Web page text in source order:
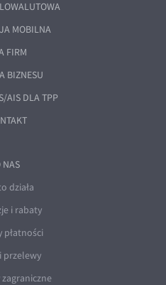
MOBILNA
FIRM
BIZNESU
AIS DLA TPP
NAS
działa
i rabaty
płatności
przelewy